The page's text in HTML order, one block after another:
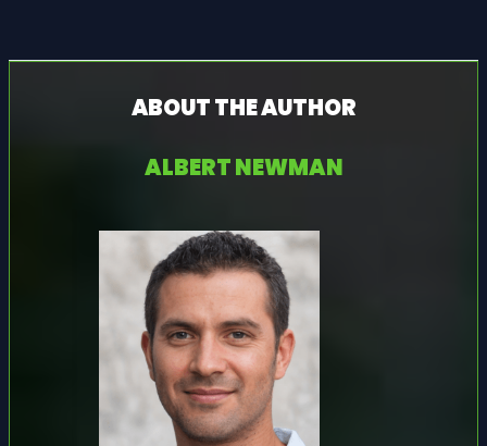
ABOUT THE AUTHOR
ALBERT NEWMAN